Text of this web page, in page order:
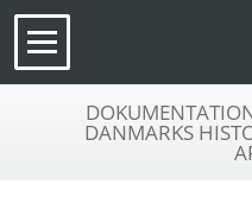
DANMARKS